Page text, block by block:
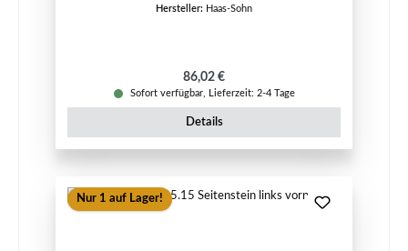
Hersteller: Haas-Sohn
Regulärer Preis:
86,02 €
Sofort verfügbar, Lieferzeit: 2-4 Tage
Details
Nur 1 auf Lager!